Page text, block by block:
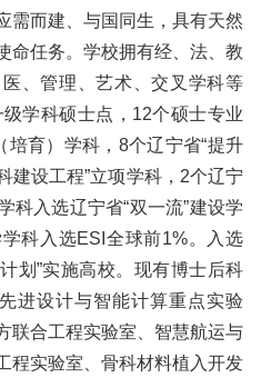
需而建、与国同生，具有天然
命任务。学校拥有经、法、教
、管理、艺术、交叉学科等
学科硕士点，12个硕士专业
育）学科，8个辽宁省“提升
建设工程”立项学科，2个辽宁
科入选辽宁省“双一流”建设学
科入选ESI全球前1%。入选
划”实施高校。现有博士后科
进设计与智能计算重点实验
联合工程实验室、智慧航运与
程实验室、骨科材料植入开发